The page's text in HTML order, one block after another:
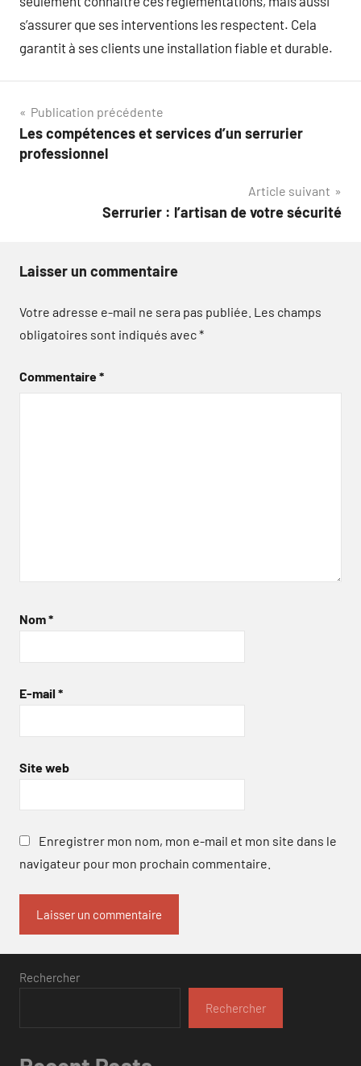
s’assurer que ses interventions les respectent. Cela
garantit à ses clients une installation fiable et durable.
Navigation
de
Publication précédente
Les compétences et services d’un serrurier
professionnel
Article suivant
Serrurier : l’artisan de votre sécurité
Laisser un commentaire
Votre adresse e-mail ne sera pas publiée. Les champs
obligatoires sont indiqués avec*
Commentaire*
Nom*
E-mail *
Site web
Enregistrer mon nom, mon e-mail et mon site dans le
navigateur pour mon prochain commentaire.
Rechercher
Rechercher